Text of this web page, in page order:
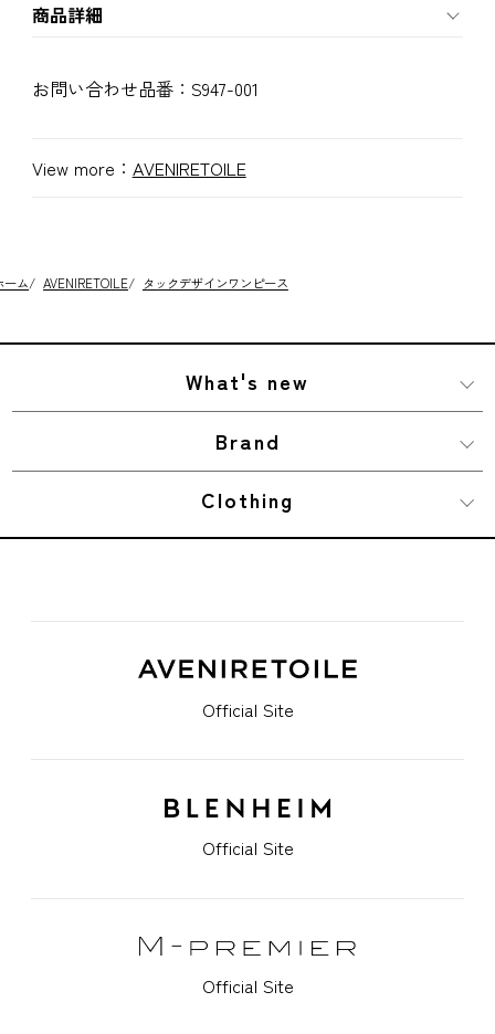
商品詳細
お問い合わせ品番： S947-001
View more： AVENIRETOILE
ーム/ AVENIRETOILE/ タックデザインワンピース
What's new
Brand
Clothing
Official Site
Official Site
Official Site